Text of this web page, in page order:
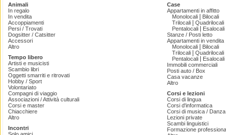
Animali
In regalo
In vendita
Accoppiamenti
Persi / Trovati
Dogsitter / Catsitter
Accessori
Altro
Tempo libero
Artisti e musicisti
Scambio libri
Oggetti smarriti e ritrovati
Hobby / Sport
Volontariato
Compagni di viaggio
Associazioni / Attività culturali
Corsi e master
Chiacchiere
Altro
Incontri
Case
Appartamenti in affitto
Monolocali
Bilocali
Trilocali
Quadrilocali
Pentalocali
Esalocali
Stanze / Posti letto
Appartamenti in vendita
Monolocali
Bilocali
Trilocali
Quadrilocali
Pentalocali
Esalocali
Immobili commerciali
Posti auto / Box
Casa vacanze
Altro
Corsi e lezioni
Corsi di lingua
Corsi d'informatica
Corsi di musica /
Lezioni private
Scambi linguistici
Formazione